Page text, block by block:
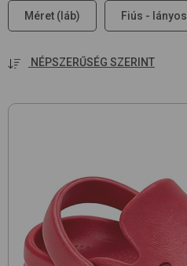
Méret (láb) Fiús - lányos
NÉPSZERŰSÉG SZERINT